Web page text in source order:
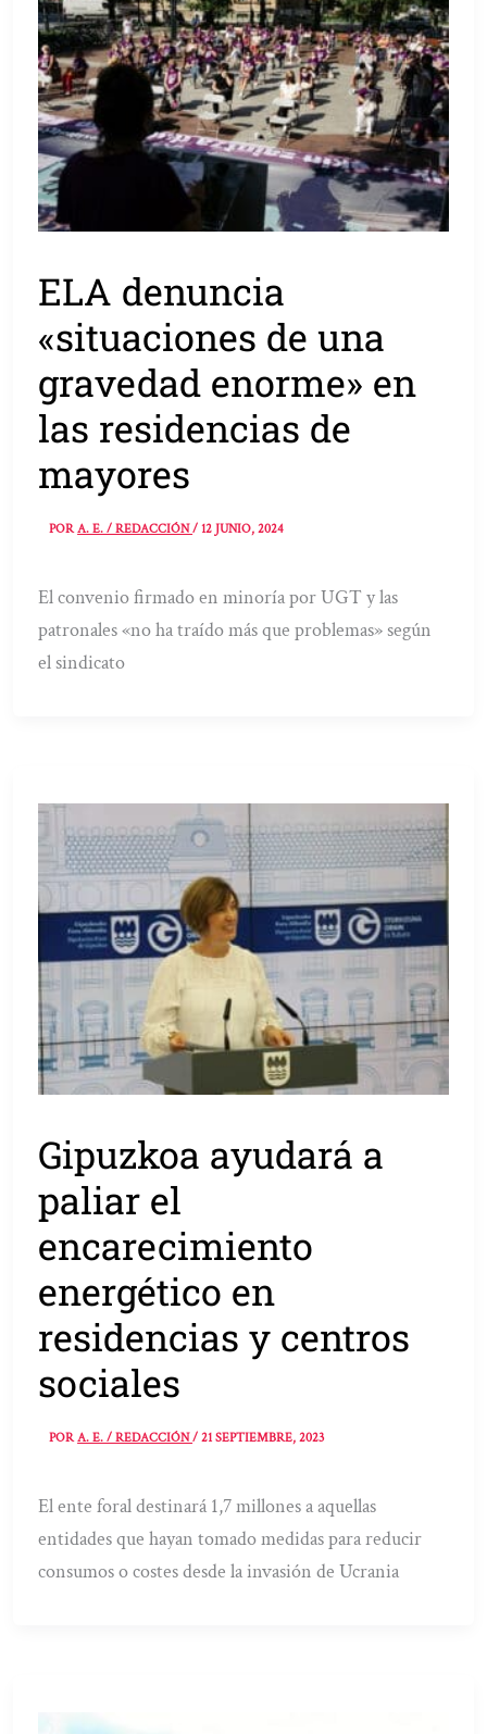
ELA denuncia
«situaciones de una
gravedad enorme» en
las residencias de
mayores
PORA. E. / REDACCIÓN/12 JUNIO, 2024
El convenio firmado en minoría por UGT y las
patronales «no ha traído más que problemas» según
el sindicato
Gipuzkoa ayudará a
paliar el
encarecimiento
energético en
residencias y centros
sociales
PORA. E. / REDACCIÓN/21 SEPTIEMBRE, 2023
El ente foral destinará 1,7 millones a aquellas
entidades que hayan tomado medidas para reducir
consumos o costes desde la invasión de Ucrania